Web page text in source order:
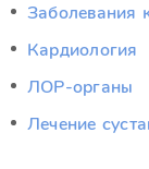
Заболевания
Кардиология
ЛОР-органы
Лечение